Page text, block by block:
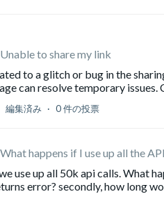
Unable to share my link
to a glitch or bug in the
can resolve temporary issues.
編集済み 0 件の投票
What happens if I use up all the
use up all 50k api calls. What
error? secondly, how long